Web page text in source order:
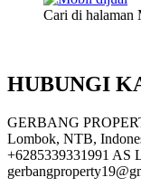
Cari di halaman
HUBUNGI
GERBANG
Lombok, NTB,
+6285339331991 AS